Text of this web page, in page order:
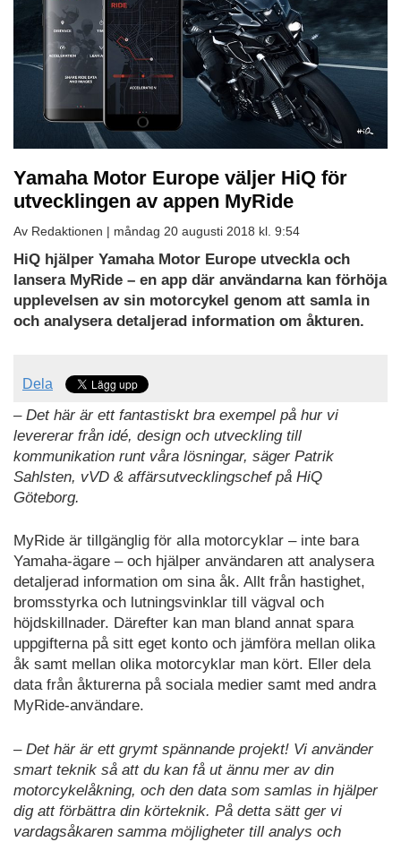
Yamaha Motor Europe väljer HiQ för
utvecklingen av appen MyRide
Av Redaktionen | måndag 20 augusti 2018 kl. 9:54
HiQ hjälper Yamaha Motor Europe utveckla och
lansera MyRide – en app där användarna kan förhöja
upplevelsen av sin motorcykel genom att samla in
och analysera detaljerad information om åkturen.
Dela
– Det här är ett fantastiskt bra exempel på hur vi
levererar från idé, design och utveckling till
kommunikation runt våra lösningar, säger Patrik
Sahlsten, vVD & affärsutvecklingschef på HiQ
Göteborg.
MyRide är tillgänglig för alla motorcyklar – inte bara
Yamaha-ägare – och hjälper användaren att analysera
detaljerad information om sina åk. Allt från hastighet,
bromsstyrka och lutningsvinklar till vägval och
höjdskillnader. Därefter kan man bland annat spara
uppgifterna på sitt eget konto och jämföra mellan olika
åk samt mellan olika motorcyklar man kört. Eller dela
data från åkturerna på sociala medier samt med andra
MyRide-användare.
– Det här är ett grymt spännande projekt! Vi använder
smart teknik så att du kan få ut ännu mer av din
motorcykelåkning, och den data som samlas in hjälper
dig att förbättra din körteknik. På detta sätt ger vi
vardagsåkaren samma möjligheter till analys och